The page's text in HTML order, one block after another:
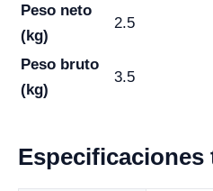
Peso neto
(kg)
2.5
Peso bruto
(kg)
3.5
Especificaciones